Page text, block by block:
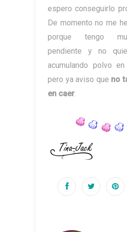
espero conseguirlo
De momento no me
porque tengo
pendiente y no
acumulando polvo
pero ya aviso que no
en caer.